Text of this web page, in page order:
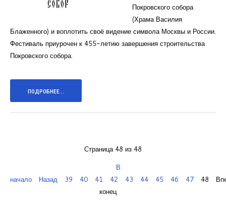
Покровского собора
(Храма Василия
Блаженного) и воплотить своё видение символа Москвы и России.
Фестиваль приурочен к 455-летию завершения строительства
Покровского собора.
ПОДРОБНЕЕ...
Страница 48 из 48
В
начало
Назад 39 40 41 42 43 44 45 46 47 48
конец